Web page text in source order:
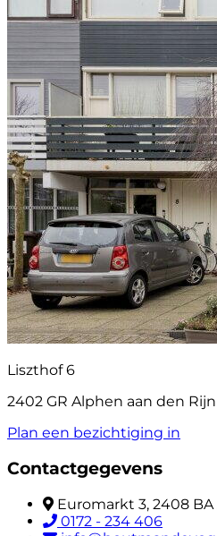
Liszthof 6
2402 GR Alphen aan den Rijn
Plan een bezichtiging in
Contactgegevens
Euromarkt 3, 2408
0172 - 234 406